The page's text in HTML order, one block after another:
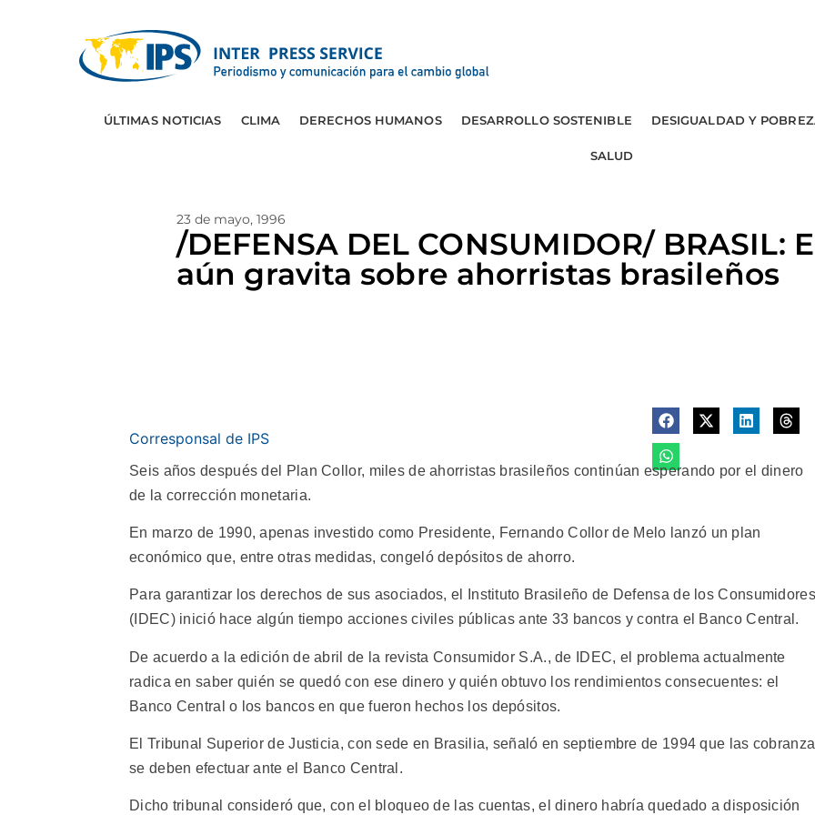
ÚLTIMAS NOTICIAS CLIMA DERECHOS HUMANOS DESARROLLO SOSTENIBLE DESIGUALDAD Y
SALUD
23 de mayo, 1996
/DEFENSA DEL CONSUMIDOR/ BRASIL:
aún gravita sobre ahorristas brasileños
Corresponsal de IPS
Seis años después del Plan Collor, miles de ahorristas brasileños continúan esperando por el dinero
de la corrección monetaria.
En marzo de 1990, apenas investido como Presidente, Fernando Collor de Melo lanzó un plan
económico que, entre otras medidas, congeló depósitos de ahorro.
Para garantizar los derechos de sus asociados, el Instituto Brasileño de Defensa de los Consumidores
(IDEC) inició hace algún tiempo acciones civiles públicas ante 33 bancos y contra el Banco Central.
De acuerdo a la edición de abril de la revista Consumidor S.A., de IDEC, el problema actualmente
radica en saber quién se quedó con ese dinero y quién obtuvo los rendimientos consecuentes: el
Banco Central o los bancos en que fueron hechos los depósitos.
El Tribunal Superior de Justicia, con sede en Brasilia, señaló en septiembre de 1994 que las
se deben efectuar ante el Banco Central.
Dicho tribunal consideró que, con el bloqueo de las cuentas, el dinero habría quedado a disposición